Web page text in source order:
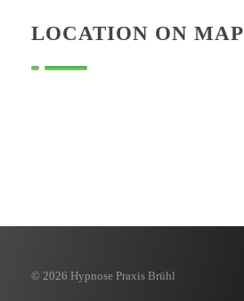
LOCATION ON MAP
© 2026 Hypnose Praxis Brühl